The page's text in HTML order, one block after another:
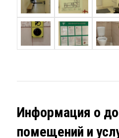
Информация о
помещений и